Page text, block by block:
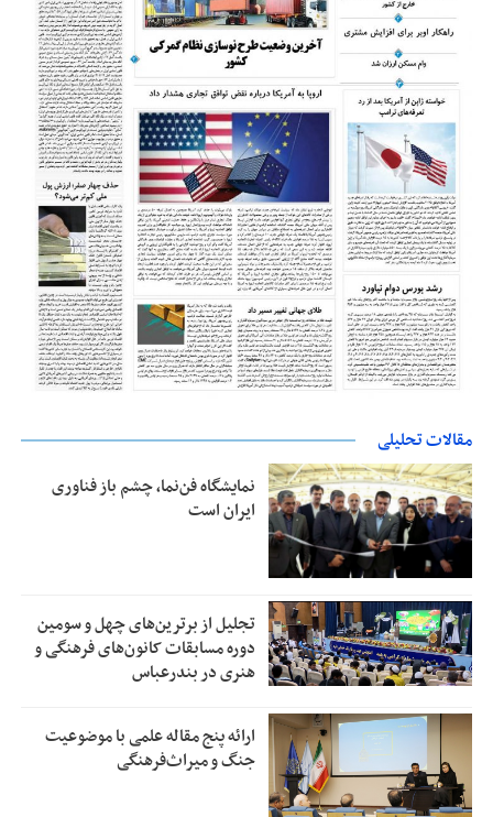
مقالات تحلیلی
نمایشگاه فن‌نما، چشم باز فناوری
ایران است
تجلیل از بر‌ترین‌های چهل و سومین
دوره مسابقات کانون‌های فرهنگی و
هنری در بندرعباس
ارائه پنج مقاله علمی با موضوعیت
جنگ و میراث‌فرهنگی